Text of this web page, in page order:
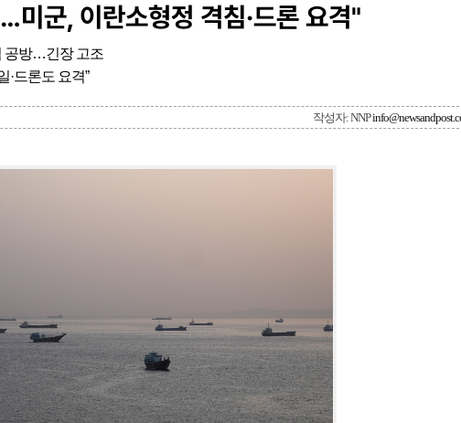
미군, 이란소형정 격침·드론 요격"
공방…긴장 고조
·드론도 요격”
작성자: NNP